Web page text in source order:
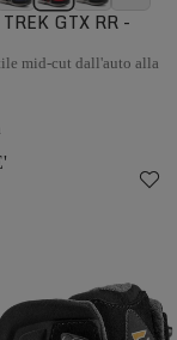
GTX RR -
mid-cut dall'auto alla